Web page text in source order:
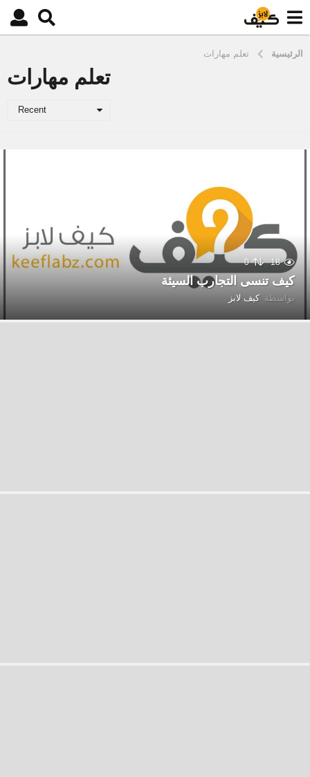
الرئيسية تعلم مهارات
تعلم مهارات
Recent
18
0
كيف تنسى التجارب السيئة
بواسطة كيف لابز